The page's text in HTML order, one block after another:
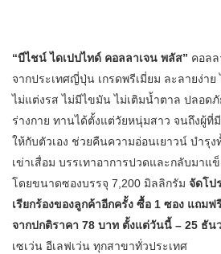
“บีไชน์ ไดเปปไทด์ คอลลาเจน พลัส” คอลล
จากประเทศญี่ปุ่น เกรดพรีเมี่ยม ละลายง่า
ไม่แต่งรส ไม่มีไขมัน ไม่เติมน้ำตาล ปลอด
ร่างกาย ทานได้ตั้งแต่วัยหนุ่มสาว จนถึงผู้ที่
ให้กับตัวเอง ช่วยคืนความอ่อนเยาวน์ บำรุ
เข่าเสื่อม บรรเทาอาการปวดและกลับมาแ
โดยขนาดซองบรรจุ 7,200 มิลลิกรัม จัดโป
เรียกร้องของลูกค้าอีกครั้ง ซื้อ 1 ซอง แถมฟ
จากปกติราคา 78 บาท ตั้งแต่วันนี้ – 25 ธัน
เซเว่น อีเลฟเว่น ทุกสาขาทั่วประเทศ